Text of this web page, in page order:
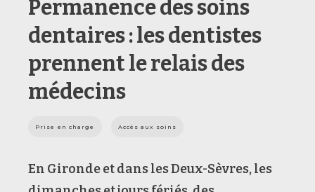
Permanence des soins
dentaires : les dentistes
prennent le relais des
médecins
Prise en charge Accès aux soins
En Gironde et dans les Deux-Sèvres, les